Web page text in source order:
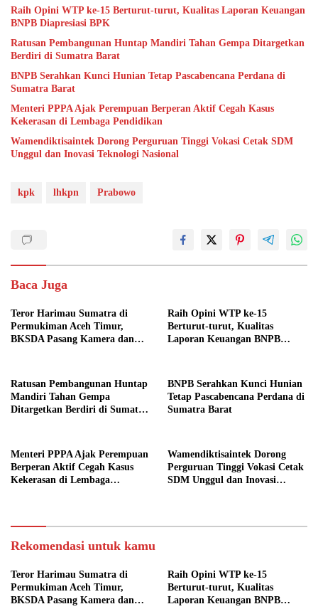
Raih Opini WTP ke-15 Berturut-turut, Kualitas Laporan Keuangan
BNPB Diapresiasi BPK
Ratusan Pembangunan Huntap Mandiri Tahan Gempa Ditargetkan
Berdiri di Sumatra Barat
BNPB Serahkan Kunci Hunian Tetap Pascabencana Perdana di
Sumatra Barat
Menteri PPPA Ajak Perempuan Berperan Aktif Cegah Kasus
Kekerasan di Lembaga Pendidikan
Wamendiktisaintek Dorong Perguruan Tinggi Vokasi Cetak SDM
Unggul dan Inovasi Teknologi Nasional
kpk lhkpn Prabowo
Baca Juga
Teror Harimau Sumatra di
Permukiman Aceh Timur,
BKSDA Pasang Kamera dan
Raih Opini WTP ke-15
Berturut-turut, Kualitas
Laporan Keuangan BNPB
Ratusan Pembangunan Huntap
Mandiri Tahan Gempa
Ditargetkan Berdiri di Sumatra
BNPB Serahkan Kunci Hunian
Tetap Pascabencana Perdana di
Sumatra Barat
Menteri PPPA Ajak Perempuan
Berperan Aktif Cegah Kasus
Kekerasan di Lembaga
Wamendiktisaintek Dorong
Perguruan Tinggi Vokasi Cetak
SDM Unggul dan Inovasi
Rekomendasi untuk kamu
Teror Harimau Sumatra di
Permukiman Aceh Timur,
BKSDA Pasang Kamera dan
Raih Opini WTP ke-15
Berturut-turut, Kualitas
Laporan Keuangan BNPB